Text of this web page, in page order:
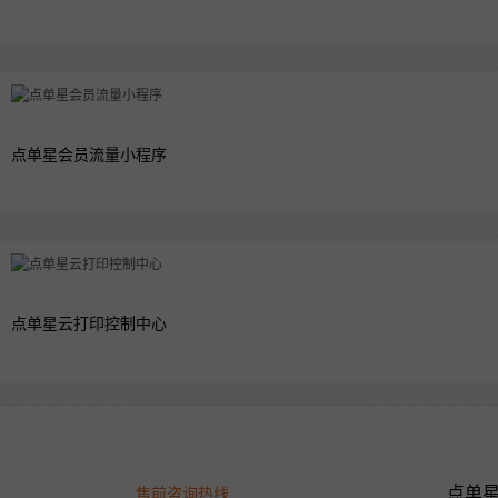
点单星会员流量小程序
点单星云打印控制中心
售前咨询热线 点单